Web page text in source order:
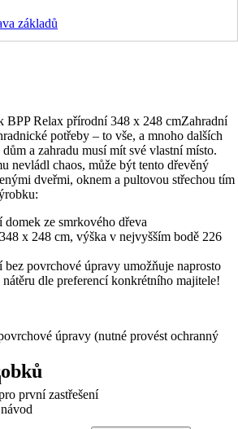
základů
BPP Relax přírodní 348 x 248 cmZahradní
potřeby –⁠ to vše, a mnoho dalších
a zahradu musí mít své vlastní místo.
nevládl chaos, může být tento dřevěný
dveřmi, oknem a pultovou střechou tím
ze smrkového dřeva
x 248 cm, výška v nejvyšším bodě 226
bez povrchové úpravy umožňuje naprosto
dle preferencí konkrétního majitele!
úpravy (nutné provést ochranný
první zastřešení